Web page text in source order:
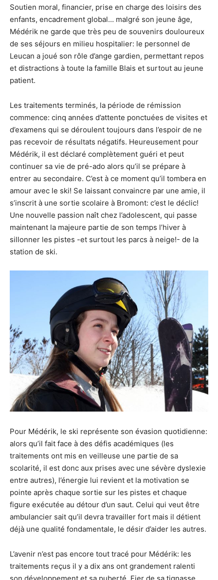
Soutien moral, financier, prise en charge des loisirs des
enfants, encadrement global… malgré son jeune âge,
Médérik ne garde que très peu de souvenirs douloureux
de ses séjours en milieu hospitalier: le personnel de
Leucan a joué son rôle d’ange gardien, permettant repos
et distractions à toute la famille Blais et surtout au jeune
patient.
Les traitements terminés, la période de rémission
commence: cinq années d’attente ponctuées de visites et
d’examens qui se déroulent toujours dans l’espoir de ne
pas recevoir de résultats négatifs. Heureusement pour
Médérik, il est déclaré complètement guéri et peut
continuer sa vie de pré-ado alors qu’il se prépare à
entrer au secondaire. C’est à ce moment qu’il tombera en
amour avec le ski! Se laissant convaincre par une amie, il
s’inscrit à une sortie scolaire à Bromont: c’est le déclic!
Une nouvelle passion naît chez l’adolescent, qui passe
maintenant la majeure partie de son temps l’hiver à
sillonner les pistes -et surtout les parcs à neige!- de la
station de ski.
Pour Médérik, le ski représente son évasion quotidienne:
alors qu’il fait face à des défis académiques (les
traitements ont mis en veilleuse une partie de sa
scolarité, il est donc aux prises avec une sévère dyslexie
entre autres), l’énergie lui revient et la motivation se
pointe après chaque sortie sur les pistes et chaque
figure exécutée au détour d’un saut. Celui qui veut être
ambulancier sait qu’il devra travailler fort mais il détient
déjà une qualité fondamentale, le désir d’aider les autres.
L’avenir n’est pas encore tout tracé pour Médérik: les
traitements reçus il y a dix ans ont grandement ralenti